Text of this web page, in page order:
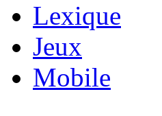
Lexique
Jeux
Mobile